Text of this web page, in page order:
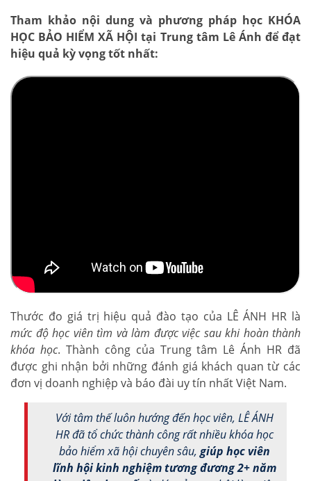
Tham khảo nội dung và phương pháp học KHÓA
HỌC BẢO HIỂM XÃ HỘI tại Trung tâm Lê Ánh để đạt
hiệu quả kỳ vọng tốt nhất:
Thước đo giá trị hiệu quả đào tạo của LÊ ÁNH HR là
mức độ học viên tìm và làm được việc sau khi hoàn thành
khóa học. Thành công của Trung tâm Lê Ánh HR đã
được ghi nhận bởi những đánh giá khách quan từ các
đơn vị doanh nghiệp và báo đài uy tín nhất Việt Nam.
Với tâm thế luôn hướng đến học viên, LÊ ÁNH
HR đã tổ chức thành công rất nhiều khóa học
bảo hiểm xã hội chuyên sâu, giúp học viên
lĩnh hội kinh nghiệm tương đương 2+ năm